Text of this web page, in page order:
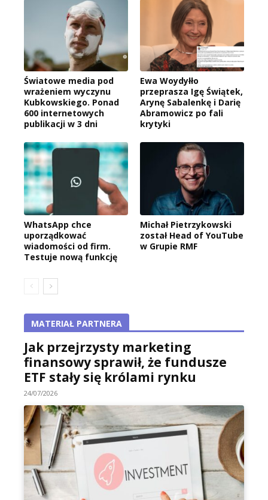
Światowe media pod
wrażeniem wyczynu
Kubkowskiego. Ponad
600 internetowych
publikacji w 3 dni
Ewa Woydyłło
przeprasza Igę Świątek,
Arynę Sabalenkę i Darię
Abramowicz po fali
krytyki
WhatsApp chce
uporządkować
wiadomości od firm.
Testuje nową funkcję
Michał Pietrzykowski
został Head of YouTube
w Grupie RMF
MATERIAŁ PARTNERA
Jak przejrzysty marketing
finansowy sprawił, że fundusze
ETF stały się królami rynku
24/07/2026